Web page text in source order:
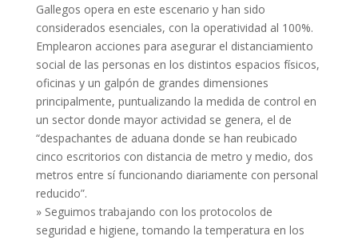
Gallegos opera en este escenario y han sido
considerados esenciales, con la operatividad al 100%.
Emplearon acciones para asegurar el distanciamiento
social de las personas en los distintos espacios físicos,
oficinas y un galpón de grandes dimensiones
principalmente, puntualizando la medida de control en
un sector donde mayor actividad se genera, el de
“despachantes de aduana donde se han reubicado
cinco escritorios con distancia de metro y medio, dos
metros entre sí funcionando diariamente con personal
reducido”.
» Seguimos trabajando con los protocolos de
seguridad e higiene, tomando la temperatura en los